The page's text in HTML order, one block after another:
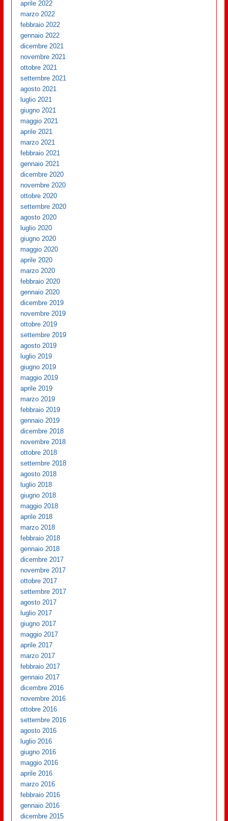
aprile 2022
marzo 2022
febbraio 2022
gennaio 2022
dicembre 2021
novembre 2021
ottobre 2021
settembre 2021
agosto 2021
luglio 2021
giugno 2021
maggio 2021
aprile 2021
marzo 2021
febbraio 2021
gennaio 2021
dicembre 2020
novembre 2020
ottobre 2020
settembre 2020
agosto 2020
luglio 2020
giugno 2020
maggio 2020
aprile 2020
marzo 2020
febbraio 2020
gennaio 2020
dicembre 2019
novembre 2019
ottobre 2019
settembre 2019
agosto 2019
luglio 2019
giugno 2019
maggio 2019
aprile 2019
marzo 2019
febbraio 2019
gennaio 2019
dicembre 2018
novembre 2018
ottobre 2018
settembre 2018
agosto 2018
luglio 2018
giugno 2018
maggio 2018
aprile 2018
marzo 2018
febbraio 2018
gennaio 2018
dicembre 2017
novembre 2017
ottobre 2017
settembre 2017
agosto 2017
luglio 2017
giugno 2017
maggio 2017
aprile 2017
marzo 2017
febbraio 2017
gennaio 2017
dicembre 2016
novembre 2016
ottobre 2016
settembre 2016
agosto 2016
luglio 2016
giugno 2016
maggio 2016
aprile 2016
marzo 2016
febbraio 2016
gennaio 2016
dicembre 2015